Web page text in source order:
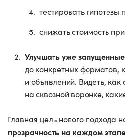
тестировать
снижать стоимость
Улучшать уже
до конкретных форматов,
и объявлений. Видеть,
на сквозной воронке,
Главная цель нового подхода
прозрачность на каждом